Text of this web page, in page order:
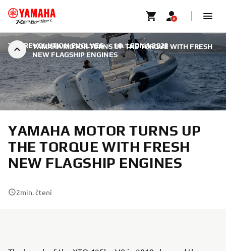
YAMAHA MOTOR TURNS UP THE TORQUE WITH FRESH
NEW FLAGSHIP ENGINES
THE REVOLUTION EVOLVES | 16. LEDNA 2023
YAMAHA MOTOR TURNS UP
THE TORQUE WITH FRESH
NEW FLAGSHIP ENGINES
2min. čtení